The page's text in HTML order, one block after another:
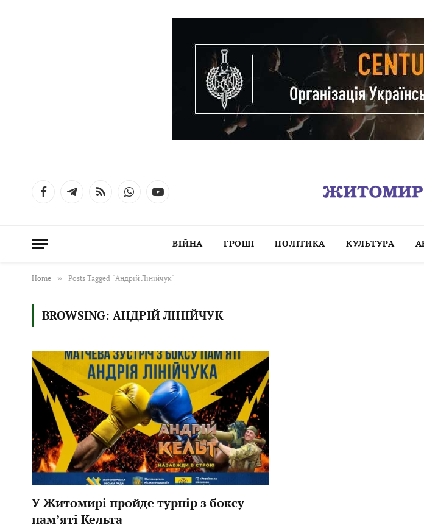
FacebookTelegramRSS WhatsAppYouTube
ВІЙНА ГРОШІ ПОЛІТИКА КУЛЬТУРА
Home » Posts Tagged "Андрій Лінійчук"
BROWSING: АНДРІЙ ЛІНІЙЧУК
У Житомирі пройде турнір з боксу
пам’яті Кельта